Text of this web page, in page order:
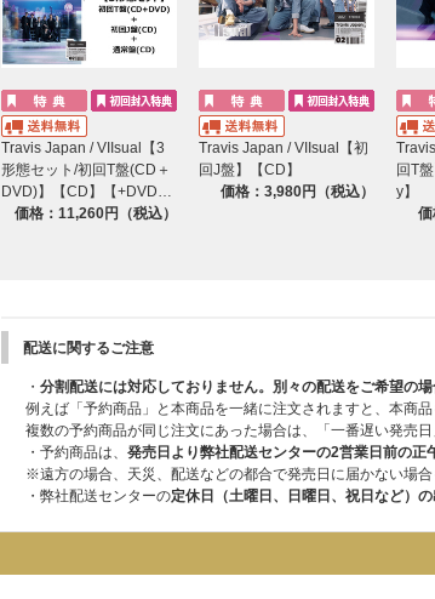
・Sweetest Tune -Video Clip-
・Crazy Crazy -Video Clip-
・BO$$Y -Video Clip-
・T.G.I. Friday Night -Behind the scenes-
・Sweetest Tune -Behind the scenes-
・Crazy Crazy -Behind the scenes-
[初回J盤]Disc2（CD）
01. Dance With Me 〜Lesson 1〜
02. Happy Groovy
03. VOLCANO
Travis Japan / VIIsual【3
形態セット/初回T盤(CD＋
DVD)】【CD】【+DVD…
価格：11,260円（税込）
Travis Japan / VIIsual【初
回J盤】【CD】
価格：3,980円（税込）
回T
y】
価
配送に関するご注意
・ 分割配送には対応しておりません。別々の配送をご希望の
例えば「予約商品」と本商品を一緒に注文されますと、本商
複数の予約商品が同じ注文にあった場合は、「一番遅い発売
・予約商品は、 発売日より弊社配送センターの2営業日前の正
※遠方の場合、天災、配送などの都合で発売日に届かない場合
・弊社配送センターの定休日（土曜日、日曜日、祝日など）の